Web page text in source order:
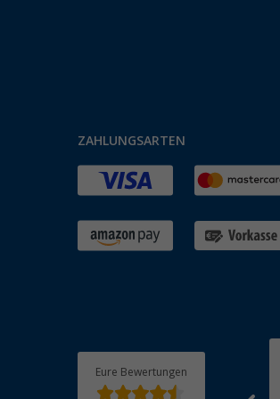
ZAHLUNGSARTEN
Eure Bewertungen
06.08.2026